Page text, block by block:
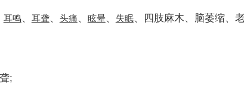
耳鸣、 耳聋、 头痛、 眩晕、 失眠、四肢麻木、脑萎缩、
;